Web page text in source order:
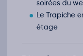
soirées du
Le Trapiche
étage